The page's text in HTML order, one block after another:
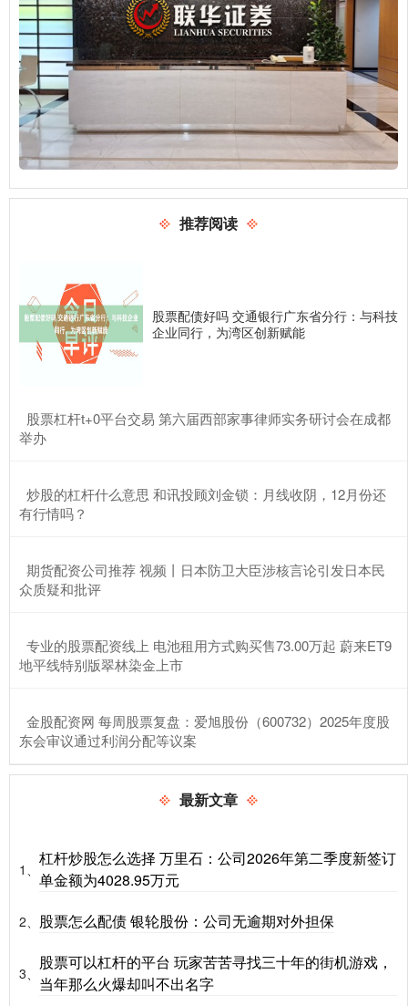
推荐阅读
股票配债好吗 交通银行广东省分行：与科技
企业同行，为湾区创新赋能
​股票杠杆t+0平台交易 第六届西部家事律师实务研讨会在成都
举办
​炒股的杠杆什么意思 和讯投顾刘金锁：月线收阴，12月份还
有行情吗？
​期货配资公司推荐 视频丨日本防卫大臣涉核言论引发日本民
众质疑和批评
​专业的股票配资线上 电池租用方式购买售73.00万起 蔚来ET9
地平线特别版翠林染金上市
​金股配资网 每周股票复盘：爱旭股份（600732）2025年度股
东会审议通过利润分配等议案
最新文章
1、
杠杆炒股怎么选择 万里石：公司2026年第二季度新签订
单金额为4028.95万元
2、 股票怎么配债 银轮股份：公司无逾期对外担保
3、
股票可以杠杆的平台 玩家苦苦寻找三十年的街机游戏，
当年那么火爆却叫不出名字